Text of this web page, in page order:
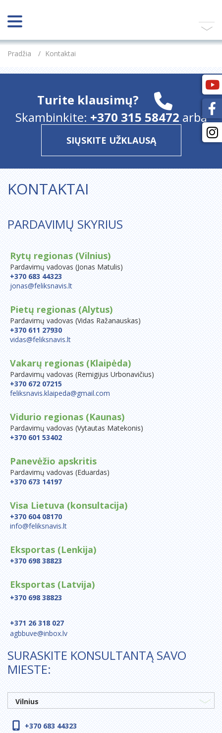
Pradžia / Kontaktai
Turite klausimų?
Skambinkite: +370 315 58472 arba
SIŲSKITE UŽKLAUSĄ
KONTAKTAI
PARDAVIMŲ SKYRIUS
Rytų regionas (Vilnius)
Pardavimų vadovas (Jonas Matulis)
+370 683 44323
jonas@feliksnavis.lt
Pietų regionas (Alytus)
Pardavimų vadovas (Vidas Ražanauskas)
+370 611 27930
vidas@feliksnavis.lt
Vakarų regionas (Klaipėda)
Pardavimų vadovas (Remigijus Urbonavičius)
+370 672 07215
feliksnavis.klaipeda@gmail.com
Vidurio regionas (Kaunas)
Pardavimų vadovas (Vytautas Matekonis)
+370 601 53402
Panevėžio apskritis
Pardavimų vadovas (Eduardas)
+370 673 14197
Visa Lietuva (konsultacija)
+370 604 08170
info@feliksnavis.lt
Eksportas (Lenkija)
+370 698 38823
Eksportas (Latvija)
+370 698 38823
+371 26 318 027
agbbuve@inbox.lv
SURASKITE KONSULTANTĄ SAVO
MIESTE:
Vilnius
+370 683 44323